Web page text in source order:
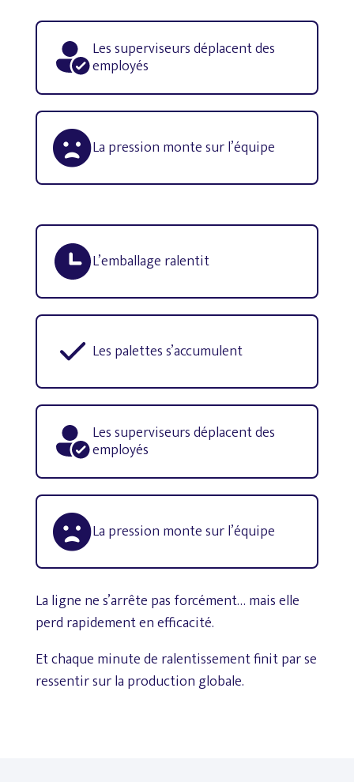
Les superviseurs déplacent des
employés
La pression monte sur l’équipe
L’emballage ralentit
Les palettes s’accumulent
Les superviseurs déplacent des
employés
La pression monte sur l’équipe
La ligne nes’arrête pas forcément… maiselle
perd rapidementenefficacité.
Etchaque minutede ralentissementfinitparse
ressentirsurla productionglobale.